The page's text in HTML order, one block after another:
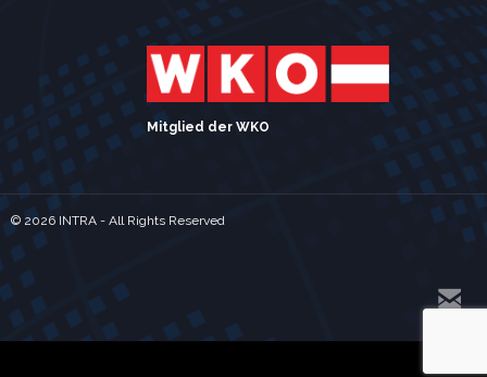
Mitglied der WKO
© 2026 INTRA - All Rights Reserved
